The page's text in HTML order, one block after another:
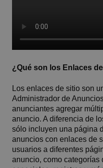
¿Qué son los Enlaces
Los enlaces de sitio son
Administrador de
anunciantes agregar
anuncio. A diferencia de
sólo incluyen una página
anuncios con enlaces de
usuarios a diferentes
anuncio, como categorías